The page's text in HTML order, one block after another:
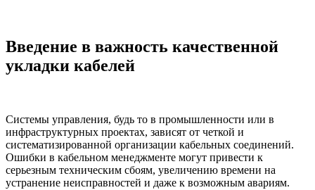
Введение в важность качественной
укладки кабелей
Системы управления, будь то в промышленности или в
инфраструктурных проектах, зависят от четкой и
систематизированной организации кабельных соединений.
Ошибки в кабельном менеджменте могут привести к
серьезным техническим сбоям, увеличению времени на
устранение неисправностей и даже к возможным авариям.